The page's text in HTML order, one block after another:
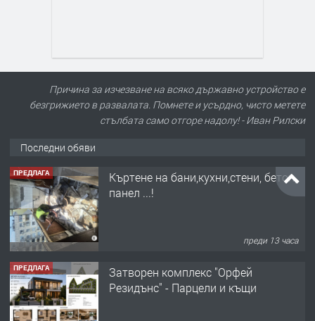
Причина за изчезване на всяко държавно устройство е
безгрижието в развалата. Помнете и усърдно, чисто метете
стълбата само отгоре надолу! - Иван Рилски
Последни обяви
ПРЕДЛАГА
Къртене на бани,кухни,стени, бетон,
панел ...!
преди 13 часа
ПРЕДЛАГА
Затворен комплекс "Орфей
Резидънс" - Парцели и къщи